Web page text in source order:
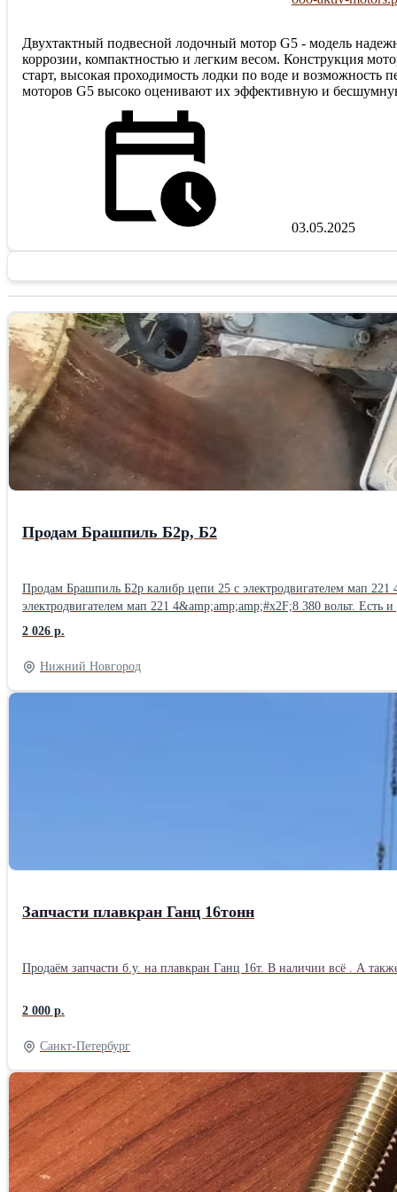
Двухтактный подвесной лодочный мотор G5 - модель
коррозии, компактностью и легким весом. Конструкция
старт, высокая проходимость лодки по воде и возможность
моторов G5 высоко оценивают их эффективную и
03.05.2025
Продам Брашпиль Б2р, Б2
Продам Брашпиль Б2р калибр цепи 25 с электродвигателем мап
электродвигателем мап 221 4&amp;amp;amp;#x2F;8 380 вольт.
смычки,скобы концевые,звени кентера,вертлюги,вертлюг скоба
2 026 р.
Нижний Новгород
Запчасти плавкран Ганц 16тонн
Продаём запчасти б.у. на плавкран Ганц 16т. В наличии всё . А
2 000 р.
Санкт-Петербург